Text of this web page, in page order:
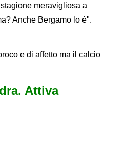
meravigliosa a
Anche Bergamo lo è".
e di affetto ma il calcio
Attiva